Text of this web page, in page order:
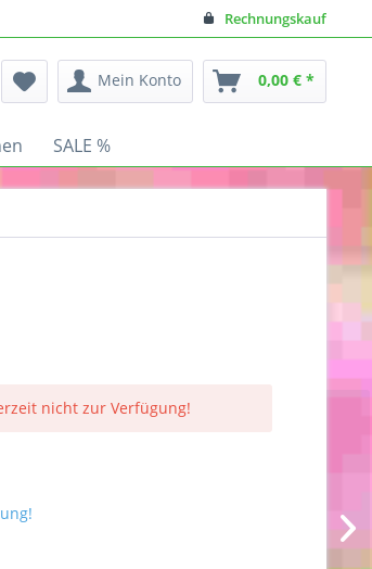
Rechnungskauf
Mein Konto 0,00 € *
SALE %
nicht zur Verfügung!